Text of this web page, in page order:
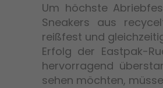
Um höchste
Sneakers aus
reißfest und
Erfolg der Eastpak-
hervorragend
sehen möchten,